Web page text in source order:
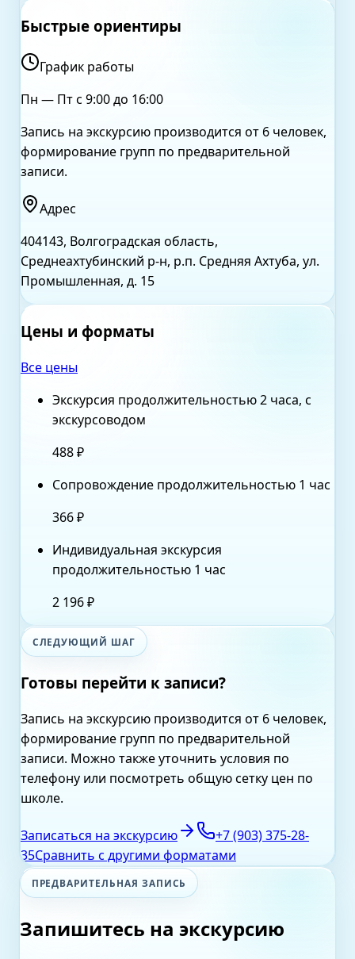
Быстрые ориентиры
График работы
Пн — Пт с 9:00 до 16:00
Запись на экскурсию производится от 6 человек,
формирование групп по предварительной
записи.
Адрес
404143, Волгоградская область,
Среднеахтубинский р-н, р.п. Средняя Ахтуба, ул.
Промышленная, д. 15
Цены и форматы
Все цены
Экскурсия продолжительностью 2 часа, с
экскурсоводом
488 ₽
Сопровождение продолжительностью 1 час
366 ₽
Индивидуальная экскурсия
продолжительностью 1 час
2 196 ₽
СЛЕДУЮЩИЙ ШАГ
Готовы перейти к записи?
Запись на экскурсию производится от 6 человек,
формирование групп по предварительной
записи. Можно также уточнить условия по
телефону или посмотреть общую сетку цен по
школе.
Записаться на экскурсию
+7 (903) 375-28-
35Сравнить с другими форматами
ПРЕДВАРИТЕЛЬНАЯ ЗАПИСЬ
Запишитесь на экскурсию